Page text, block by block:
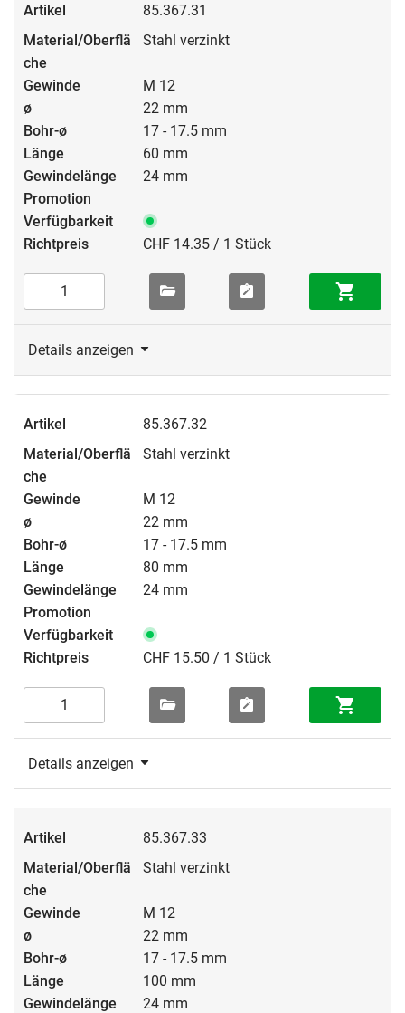
85.367.31
Stahl verzinkt
M 12
22 mm
17 - 17.5 mm
60 mm
24 mm
CHF 14.35 / 1 Stück
Details anzeigen
85.367.32
Stahl verzinkt
M 12
22 mm
17 - 17.5 mm
80 mm
24 mm
CHF 15.50 / 1 Stück
Details anzeigen
85.367.33
Stahl verzinkt
M 12
22 mm
17 - 17.5 mm
100 mm
24 mm